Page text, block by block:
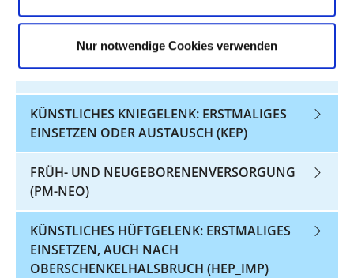
Nur notwendige Cookies verwenden
MASSNAHMEN (DEK)
KÜNSTLICHES HÜFTGELENK: ERSTMALIGES
EINSETZEN ODER AUSTAUSCH (HGV-HEP)
KÜNSTLICHES KNIEGELENK: ERSTMALIGES
EINSETZEN ODER AUSTAUSCH (KEP)
FRÜH- UND NEUGEBORENENVERSORGUNG
(PM-NEO)
KÜNSTLICHES HÜFTGELENK: ERSTMALIGES
EINSETZEN, AUCH NACH
OBERSCHENKELHALSBRUCH (HEP_IMP)